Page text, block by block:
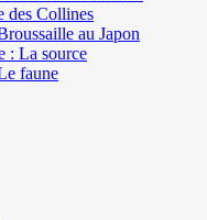
des Collines
au Japon
: La source
faune